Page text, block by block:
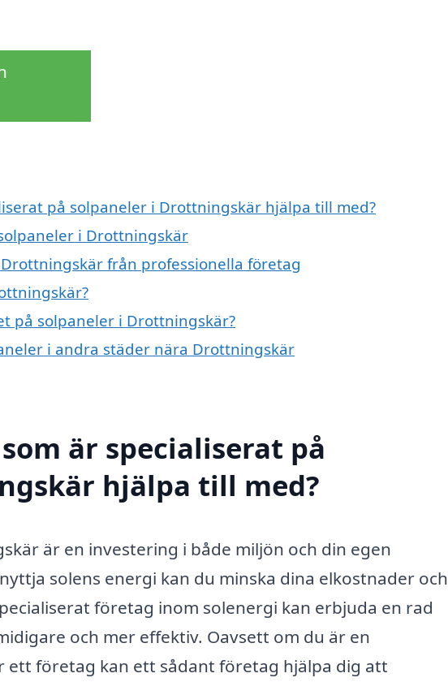
på solpaneler i Drottningskär hjälpa till med?
i Drottningskär
från professionella företag
på solpaneler i Drottningskär?
i andra städer nära Drottningskär
är specialiserat på
hjälpa till med?
är en investering i både miljön och din egen
solens energi kan du minska dina elkostnader och
företag inom solenergi kan erbjuda en rad
och mer effektiv. Oavsett om du är en
företag kan ett sådant företag hjälpa dig att